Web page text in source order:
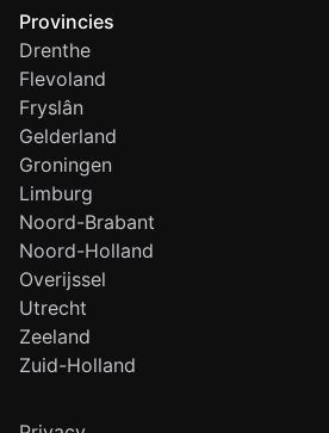
Provincies
Drenthe
Flevoland
Fryslân
Gelderland
Groningen
Limburg
Noord-Brabant
Noord-Holland
Overijssel
Utrecht
Zeeland
Zuid-Holland